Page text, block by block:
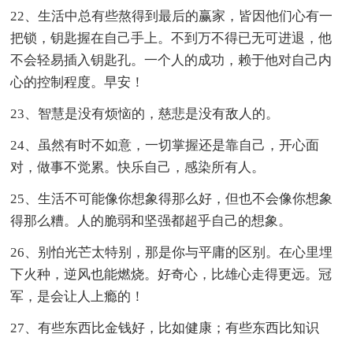
22、生活中总有些熬得到最后的赢家，皆因他们心有一
把锁，钥匙握在自己手上。不到万不得已无可进退，他
不会轻易插入钥匙孔。一个人的成功，赖于他对自己内
心的控制程度。早安！
23、智慧是没有烦恼的，慈悲是没有敌人的。
24、虽然有时不如意，一切掌握还是靠自己，开心面
对，做事不觉累。快乐自己，感染所有人。
25、生活不可能像你想象得那么好，但也不会像你想象
得那么糟。人的脆弱和坚强都超乎自己的想象。
26、别怕光芒太特别，那是你与平庸的区别。在心里埋
下火种，逆风也能燃烧。好奇心，比雄心走得更远。冠
军，是会让人上瘾的！
27、有些东西比金钱好，比如健康；有些东西比知识